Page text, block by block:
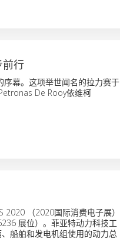
前行
幕。这项举世闻名的拉力赛于
De Rooy依维柯
（2020国际消费电子展）
展位）。菲亚特动力科技工
船舶和发电机组使用的动力总